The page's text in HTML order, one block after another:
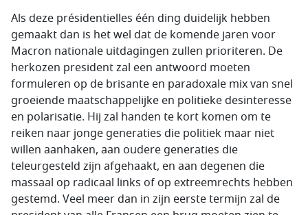
Als deze présidentielles één ding duidelijk hebben
gemaakt dan is het wel dat de komende jaren voor
Macron nationale uitdagingen zullen prioriteren. De
herkozen president zal een antwoord moeten
formuleren op de brisante en paradoxale mix van snel
groeiende maatschappelijke en politieke desinteresse
en polarisatie. Hij zal handen te kort komen om te
reiken naar jonge generaties die politiek maar niet
willen aanhaken, aan oudere generaties die
teleurgesteld zijn afgehaakt, en aan degenen die
massaal op radicaal links of op extreemrechts hebben
gestemd. Veel meer dan in zijn eerste termijn zal de